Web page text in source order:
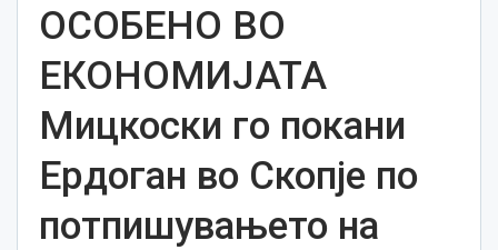
ОСОБЕНО ВО
ЕКОНОМИЈАТА
Мицкоски го покани
Ердоган во Скопје по
потпишувањето на